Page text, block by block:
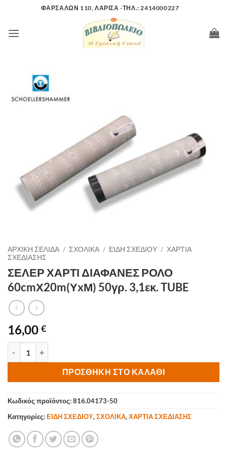
περιεχόμενο
ΦΑΡΣΑΛΩΝ 110, ΛΑΡΙΣΑ -ΤΗΛ.: 2414000227
ΑΡΧΙΚΉ ΣΕΛΊΔΑ / ΣΧΟΛΙΚΑ / ΕΙΔΗ ΣΧΕΔΙΟΥ / ΧΑΡΤΙΑ
ΣΧΕΔΙΑΣΗΣ
ΣΕΛΕΡ ΧΑΡΤΙ ΔΙΑΦΑΝΕΣ ΡΟΛΟ
60cmΧ20m(ΥxΜ) 50γρ. 3,1εκ. TUBE
16,00 €
ΠΡΟΣΘΉΚΗ ΣΤΟ ΚΑΛΆΘΙ
Κωδικός προϊόντος:816.04173-50
Κατηγορίες:ΕΙΔΗ ΣΧΕΔΙΟΥ,ΣΧΟΛΙΚΑ,ΧΑΡΤΙΑ ΣΧΕΔΙΑΣΗΣ